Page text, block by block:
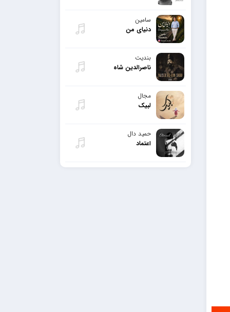
سامین
دنیای من
بندیت
ناصرالدین شاه
مجال
لبیک
حمید دال
اعتماد